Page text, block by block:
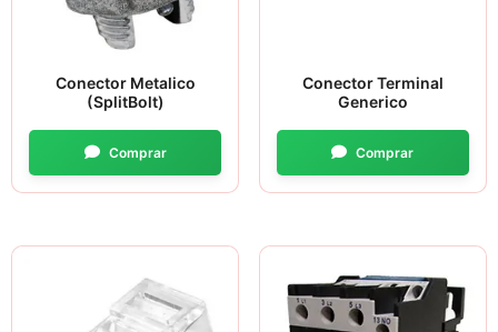
Conector Metalico
(SplitBolt)
Conector Terminal
Generico